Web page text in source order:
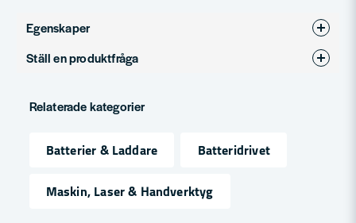
Egenskaper
Varumärke Bosch Professional
Ställ en produktfråga
Fråga oss något om denna produkten...
Namn
Relaterade kategorier
Batterier & Laddare
Batteridrivet
Maskin, Laser & Handverktyg